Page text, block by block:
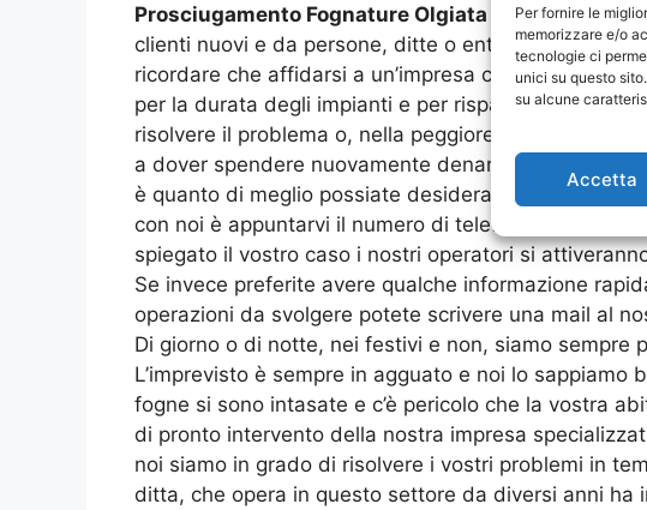
Per fornire le
memorizzare e/o
tecnologie ci
unici su questo
su alcune
Accetta
Prosciugamento Fognature Olgiata è ben presto
clienti nuovi e da persone, ditte o enti pubblici che
ricordare che affidarsi a un’impresa capace nel
per la durata degli impianti e per risparmiare
risolvere il problema o, nella peggiore delle ipotesi,
a dover spendere nuovamente denaro per
è quanto di meglio possiate desiderare per voi e la
con noi è appuntarvi il numero di telefono che
spiegato il vostro caso i nostri operatori si
Se invece preferite avere qualche informazione
operazioni da svolgere potete scrivere una mail al
Di giorno o di notte, nei festivi e non, siamo sempre
L’imprevisto è sempre in agguato e noi lo
fogne si sono intasate e c’è pericolo che la vostra
di pronto intervento della nostra impresa
noi siamo in grado di risolvere i vostri problemi in
ditta, che opera in questo settore da diversi anni